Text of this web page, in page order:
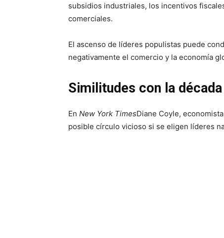
subsidios industriales, los incentivos
comerciales.
El ascenso de líderes populistas puede
negativamente el comercio y la economía
Similitudes con la
En New York TimesDiane Coyle,
posible círculo vicioso si se eligen líderes